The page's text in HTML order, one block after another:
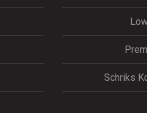
Schriks